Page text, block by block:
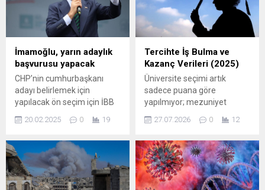
adaletin sağlanması
gerektiğini belirtti.
çok duyusal sinyali
değerlendirerek tercih
yaptığını gösteriyor. Yalnızca
dişi sivrisineklerin ısırdığı
bilinirken, onların hedef
belirlemede kullandığı
etmenler arasında vücuttan
yayılan kokular, karbon
dioksit, cilt sıcaklığı ve...
İmamoğlu, yarın adaylık
başvurusu yapacak
CHP’nin cumhurbaşkanı
adayı belirlemek için
yapılacak ön seçim için İBB
İmamoğlu avukatları
Merkezi’nde adaylık
başvurusu yapacak.
20.02.2025 0 19
Tercihte İş Bulma ve
Kazanç Verileri (2025)
Üniversite seçimi artık
sadece puana göre
yapılmıyor; mezuniyet
gelir beklentileri adaylar için
son dört yıla ait
yükseköğretim istihdam
göstergeleri, hangi alanların
daha hızlı istihdam
27.07.2026 0 12